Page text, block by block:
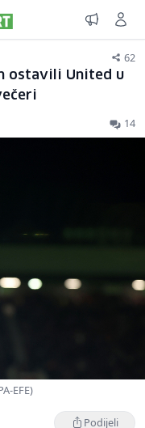
62
ostavili United u
14
EFE)
Podijeli